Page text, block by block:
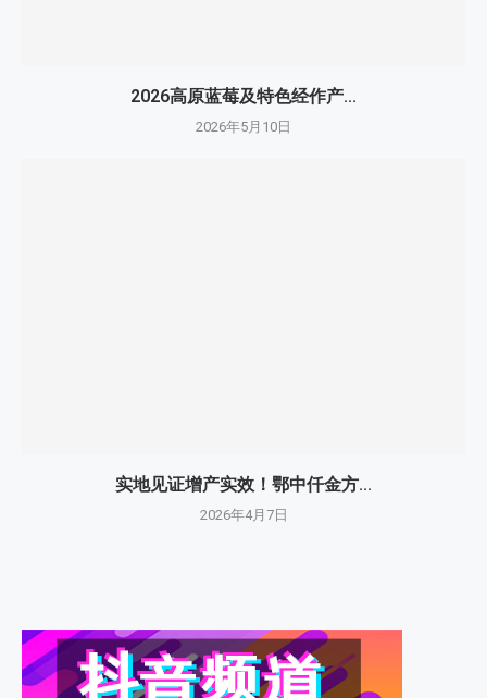
2026高原蓝莓及特色经作产...
2026年5月10日
实地见证增产实效！鄂中仟金方...
2026年4月7日